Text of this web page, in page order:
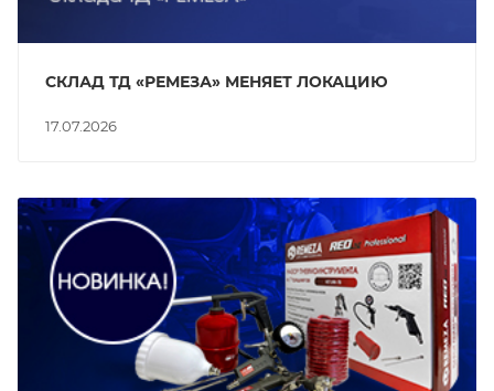
17.07.2026
СКЛАД ТД «РЕМЕЗА» МЕНЯЕТ ЛОКАЦИЮ